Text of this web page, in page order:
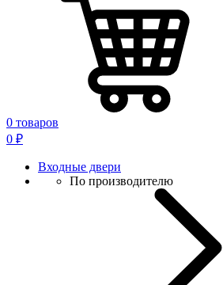
0 товаров
0 ₽
Входные двери
По производителю